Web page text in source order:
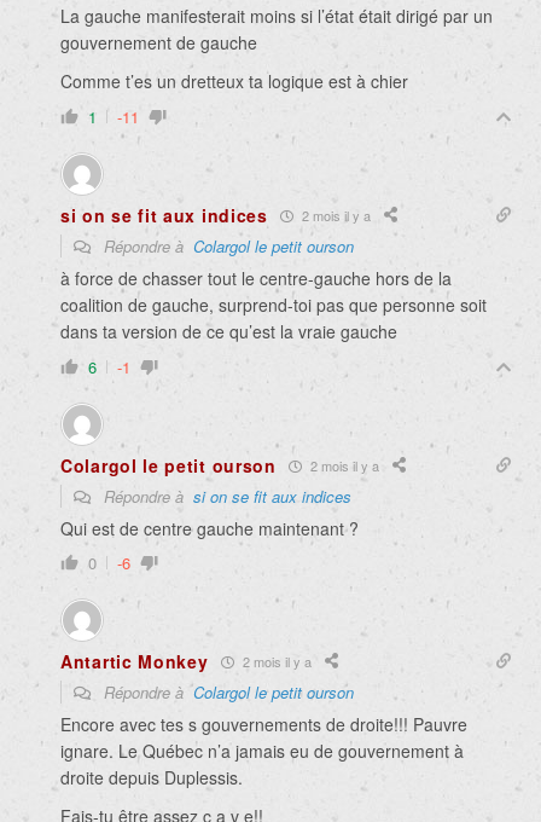
La gauche manifesterait moins si l’état était dirigé par un
gouvernement de gauche
Comme t’es un dretteux ta logique est à chier
1 -11
si on se fit aux indices 2 mois il y a
Répondre à Colargol le petit ourson
à force de chasser tout le centre-gauche hors de la
coalition de gauche, surprend-toi pas que personne soit
dans ta version de ce qu’est la vraie gauche
6 -1
Colargol le petit ourson 2 mois il y a
Répondre à si on se fit aux indices
Qui est de centre gauche maintenant ?
0 -6
Antartic Monkey 2 mois il y a
Répondre àColargol le petit ourson
Encore avec tes s gouvernements de droite!!! Pauvre
ignare. Le Québec n’a jamais eu de gouvernement à
droite depuis Duplessis.
Fais-tu être assez c a v e!!